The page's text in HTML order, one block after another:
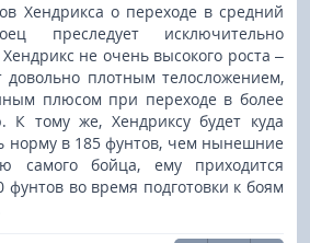
Хендрикса о переходе в средний
преследует исключительно
не очень высокого роста –
довольно плотным телосложением,
плюсом при переходе в более
К тому же, Хендриксу будет куда
норму в 185 фунтов, чем нынешние
самого бойца, ему приходится
фунтов во время подготовки к боям